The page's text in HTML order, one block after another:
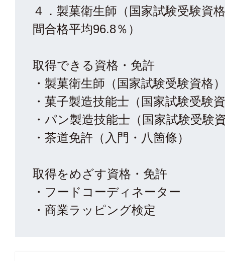
４．製菓衛生師（国家試験受験資
間合格平均96.8％）
取得できる資格・免許
・製菓衛生師（国家試験受験資格）
・菓子製造技能士（国家試験受験
・パン製造技能士（国家試験受験
・茶道免許（入門・八箇條）
取得をめざす資格・免許
・フードコーディネーター
・商業ラッピング検定